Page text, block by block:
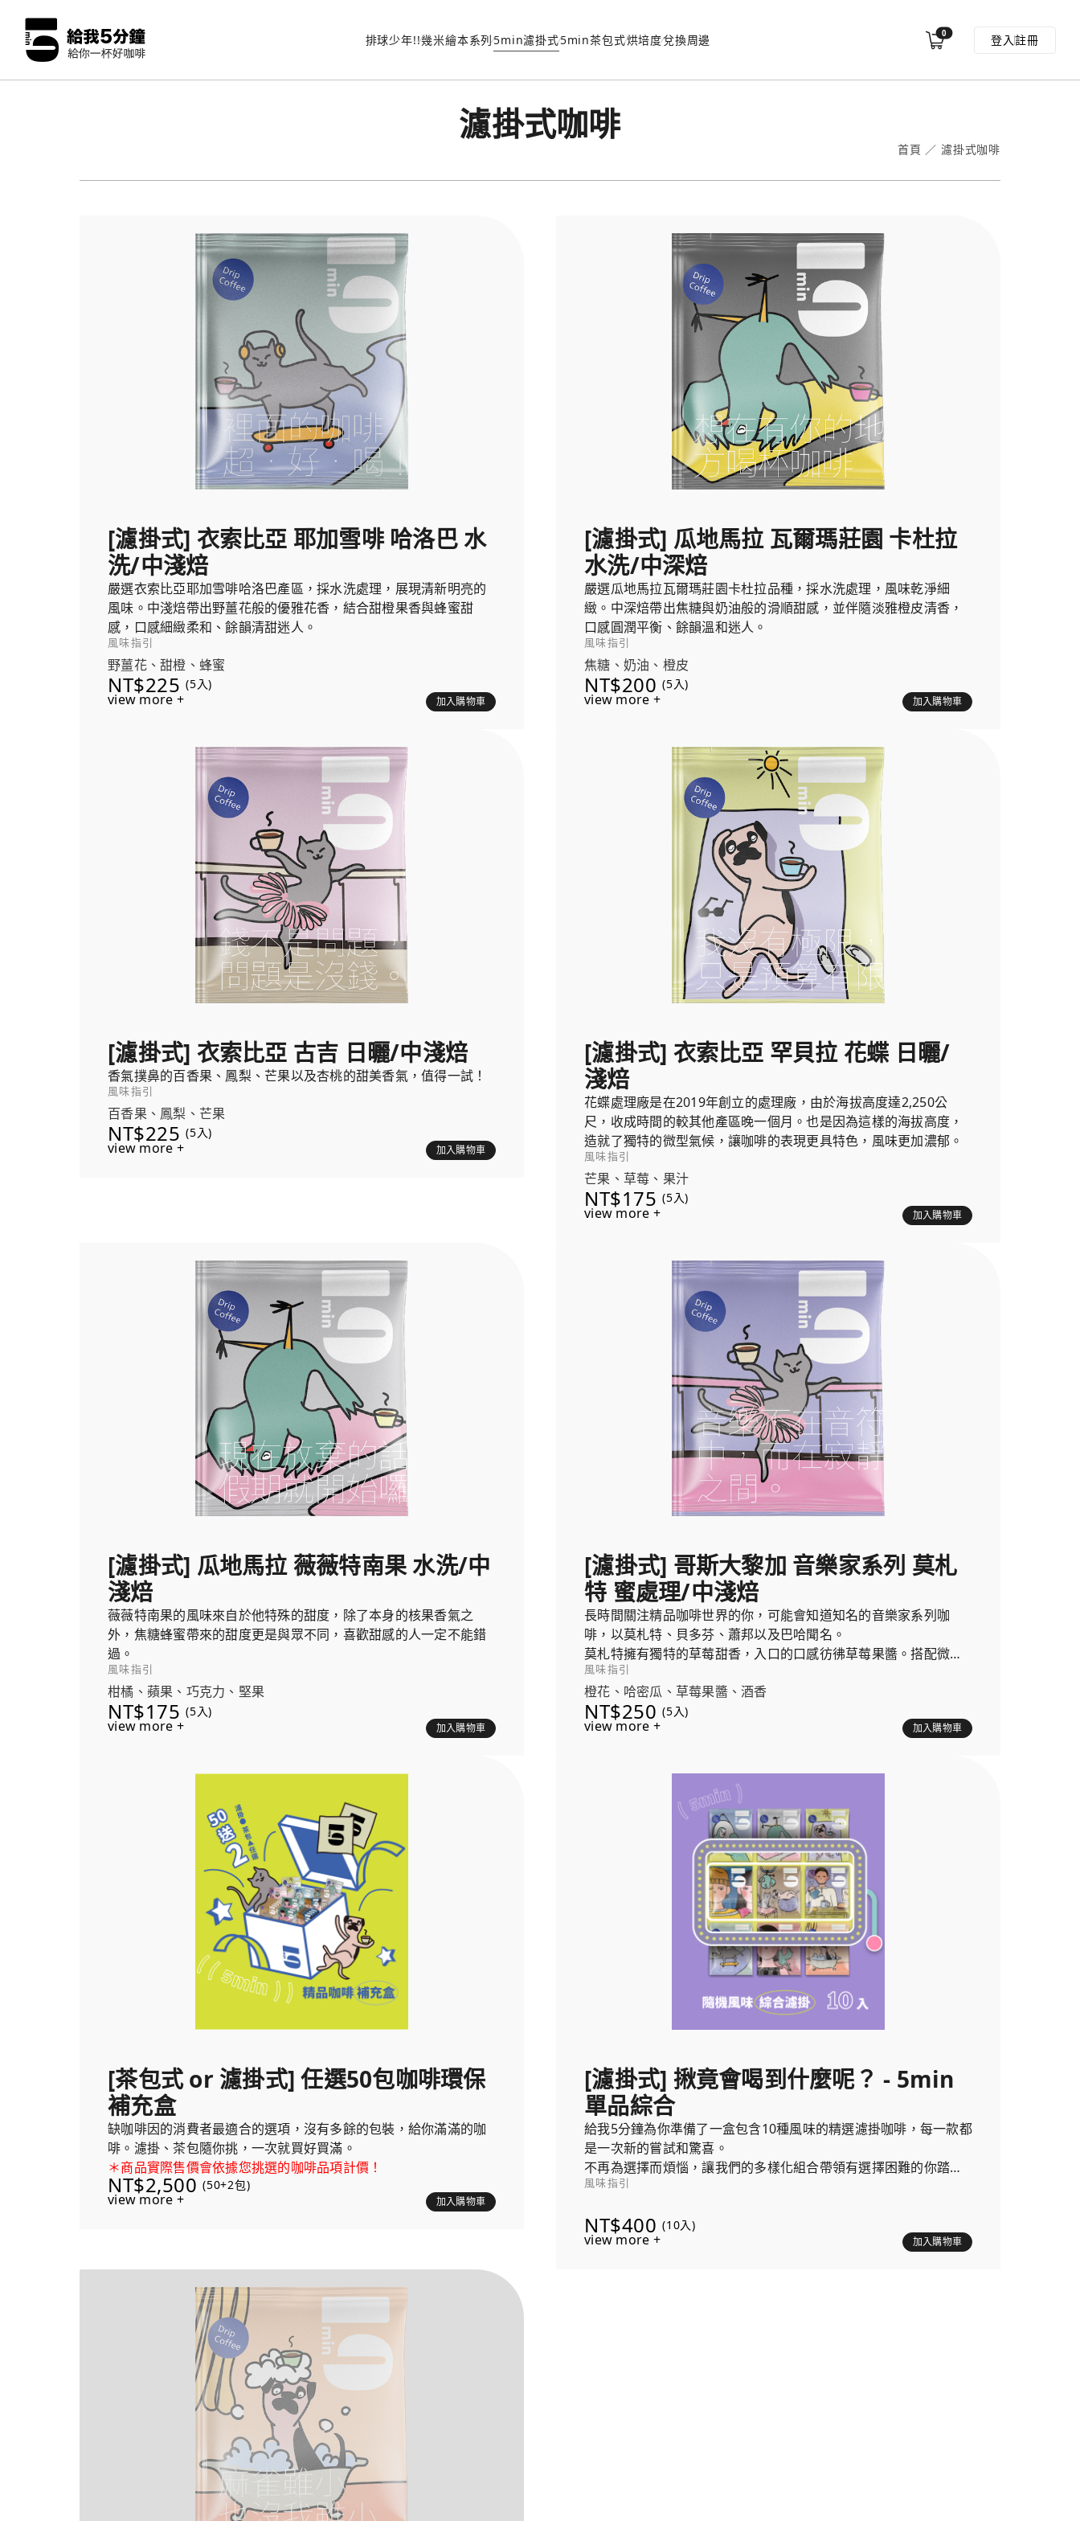
排球少年!!幾米繪本系列5min濾掛式5min茶包式烘培度兌換周邊 0 登入註冊
濾掛式咖啡
首頁 ／ 濾掛式咖啡
[濾掛式] 衣索比亞 耶加雪啡 哈洛巴 水
洗/中淺焙
嚴選衣索比亞耶加雪啡哈洛巴產區，採水洗處理，展現清新明亮的
風味。中淺焙帶出野薑花般的優雅花香，結合甜橙果香與蜂蜜甜
感，口感細緻柔和、餘韻清甜迷人。
風味指引
野薑花、甜橙、蜂蜜
NT$225 (5入)
view more + 加入購物車
[濾掛式] 瓜地馬拉 瓦爾瑪莊園 卡杜拉
水洗/中深焙
嚴選瓜地馬拉瓦爾瑪莊園卡杜拉品種，採水洗處理，風味乾淨細
緻。中深焙帶出焦糖與奶油般的滑順甜感，並伴隨淡雅橙皮清香，
口感圓潤平衡、餘韻溫和迷人。
風味指引
焦糖、奶油、橙皮
NT$200 (5入)
view more + 加入購物車
[濾掛式] 衣索比亞 古吉 日曬/中淺焙
香氣撲鼻的百香果、鳳梨、芒果以及杏桃的甜美香氣，值得一試！
風味指引
百香果、鳳梨、芒果
NT$225 (5入)
view more + 加入購物車
[濾掛式] 衣索比亞 罕貝拉 花蝶 日曬/
淺焙
花蝶處理廠是在2019年創立的處理廠，由於海拔高度達2,250公
尺，收成時間的較其他產區晚一個月。也是因為這樣的海拔高度，
造就了獨特的微型氣候，讓咖啡的表現更具特色，風味更加濃郁。
風味指引
芒果、草莓、果汁
NT$175 (5入)
view more + 加入購物車
[濾掛式] 瓜地馬拉 薇薇特南果 水洗/中
淺焙
薇薇特南果的風味來自於他特殊的甜度，除了本身的核果香氣之
外，焦糖蜂蜜帶來的甜度更是與眾不同，喜歡甜感的人一定不能錯
過。
風味指引
柑橘、蘋果、巧克力、堅果
NT$175 (5入)
view more + 加入購物車
[濾掛式] 哥斯大黎加 音樂家系列 莫札
特 蜜處理/中淺焙
長時間關注精品咖啡世界的你，可能會知道知名的音樂家系列咖
啡，以莫札特、貝多芬、蕭邦以及巴哈聞名。
莫札特擁有獨特的草莓甜香，入口的口感彷彿草莓果醬。搭配微微
的發酵葡萄風味，就像清香的葡萄酒一樣。
風味指引
橙花、哈密瓜、草莓果醬、酒香
NT$250 (5入)
view more + 加入購物車
[茶包式 or 濾掛式] 任選50包咖啡環保
補充盒
缺咖啡因的消費者最適合的選項，沒有多餘的包裝，給你滿滿的咖
啡。濾掛、茶包隨你挑，一次就買好買滿。
＊商品實際售價會依據您挑選的咖啡品項計價！
NT$2,500 (50+2包)
view more + 加入購物車
[濾掛式] 揪竟會喝到什麼呢？ - 5min
單品綜合
給我5分鐘為你準備了一盒包含10種風味的精選濾掛咖啡，每一款都
是一次新的嘗試和驚喜。
不再為選擇而煩惱，讓我們的多樣化組合帶領有選擇困難的你踏上
發現心愛咖啡的旅程！
風味指引
NT$400 (10入)
view more + 加入購物車